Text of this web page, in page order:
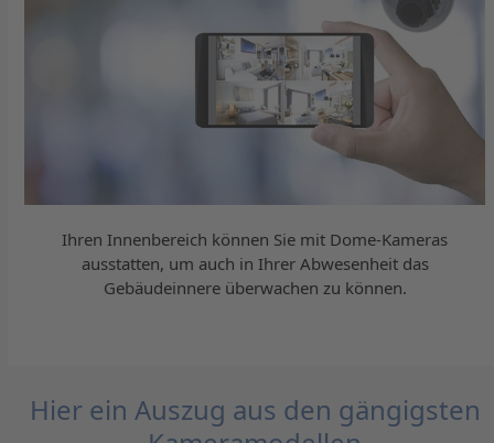
Ihren Innenbereich können Sie mit Dome-Kameras
ausstatten, um auch in Ihrer Abwesenheit das
Gebäudeinnere überwachen zu können.
Hier ein Auszug aus den gängigsten